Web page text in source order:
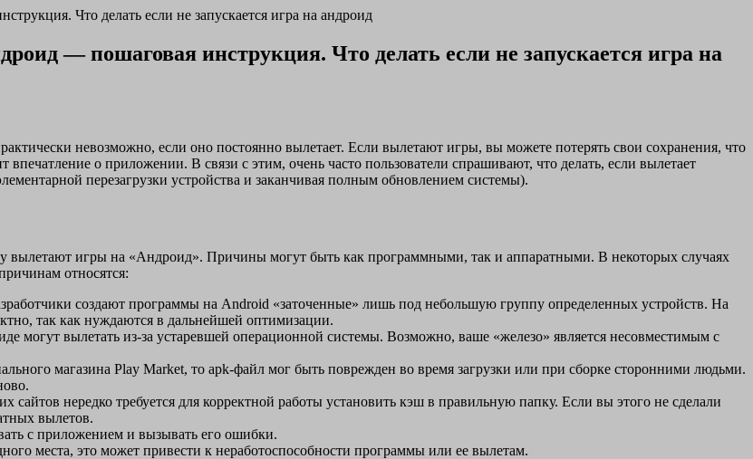
Что делать если не запускается игра на андроид
— пошаговая инструкция. Что делать если не запускается игра на
невозможно, если оно постоянно вылетает. Если вылетают игры, вы можете потерять свои сохранения, что
впечатление о приложении. В связи с этим, очень часто пользователи спрашивают, что делать, если вылетает
перезагрузки устройства и заканчивая полным обновлением системы).
вылетают игры на «Андроид». Причины могут быть как программными, так и аппаратными. В некоторых случаях
относятся:
создают программы на Android «заточенные» лишь под небольшую группу определенных устройств. На
так как нуждаются в дальнейшей оптимизации.
могут вылетать из-за устаревшей операционной системы. Возможно, ваше «железо» является несовместимым с
магазина Play Market, то apk-файл мог быть поврежден во время загрузки или при сборке сторонними людьми.
нередко требуется для корректной работы установить кэш в правильную папку. Если вы этого не сделали
вылетов.
с приложением и вызывать его ошибки.
места, это может привести к неработоспособности программы или ее вылетам.